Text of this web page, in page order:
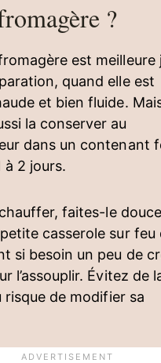
?
est meilleure
quand elle est
et bien fluide.
la conserver au
dans un contenant
à 2 jours.
faites-le
casserole sur feu
si besoin un peu de
l’assouplir. Évitez de
risque de modifier sa